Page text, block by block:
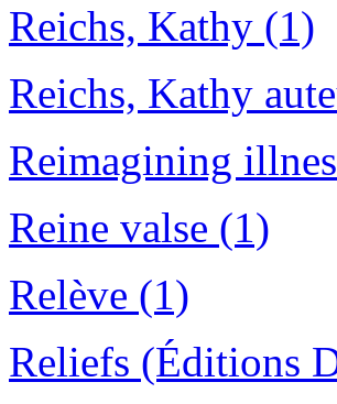
Reichs, Kathy (1)
Reichs, Kathy
Reimagining
Reine valse (1)
Relève (1)
Reliefs (Éditions